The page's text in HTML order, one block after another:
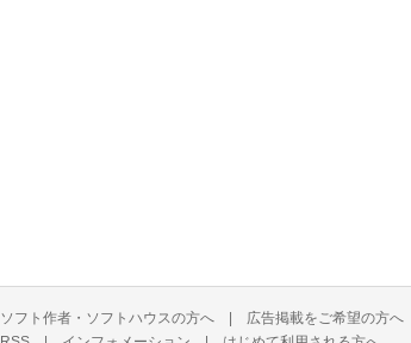
ソフト作者・ソフトハウスの方へ | 広告掲載をご希望の方へ